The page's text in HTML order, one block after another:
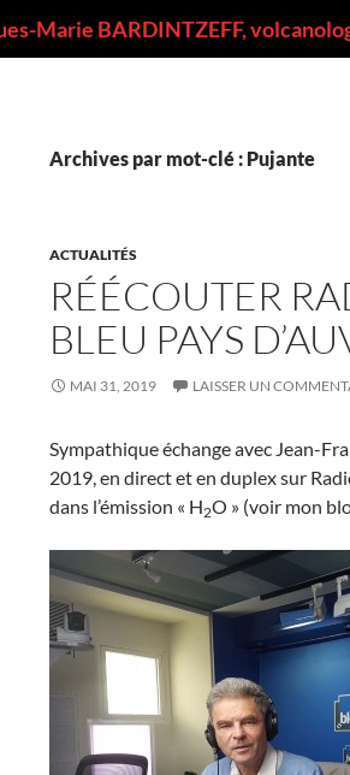
Marie BARDINTZEFF,
Archives par mot-clé : Pujante
ACTUALITÉS
RÉÉCOUTER
BLEU PAYS
MAI 31, 2019 LAISSER UN
Sympathique échange avec Jean-
2019, en direct et en duplex sur
dans l’émission « H2O » (voir mon